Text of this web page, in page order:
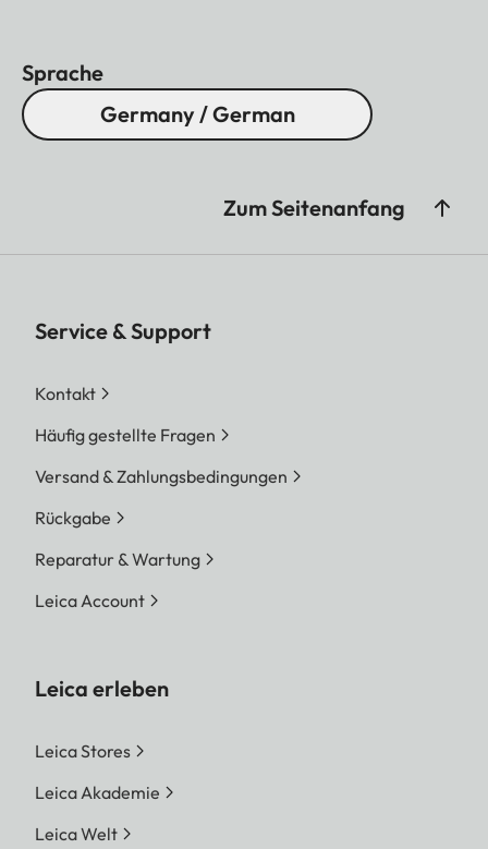
Sprache
Germany / German
Zum Seitenanfang
Service & Support
Kontakt
Häufig gestellte Fragen
Versand & Zahlungsbedingungen
Rückgabe
Reparatur & Wartung
Leica Account
Leica erleben
Leica Stores
Leica Akademie
Leica Welt